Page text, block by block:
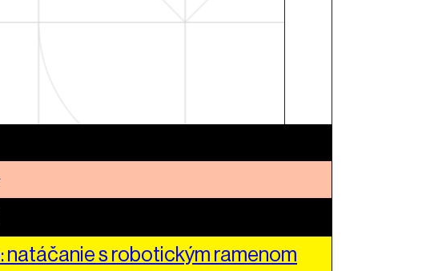
natáčanie s robotickým ramenom